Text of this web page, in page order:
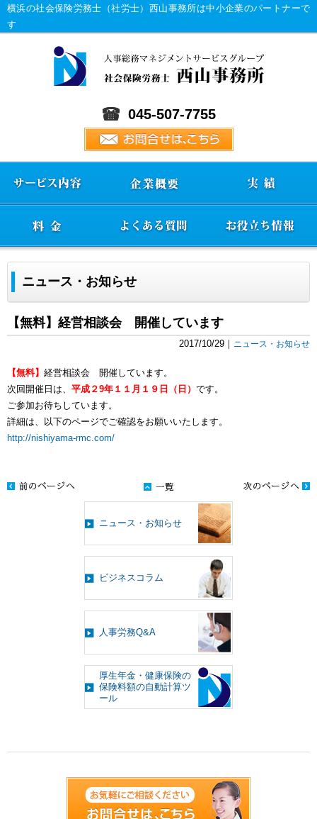
横浜の社会保険労務士（社労士）西山事務所は中小企業のパートナーで
す
045-507-7755
ニュース・お知らせ
【無料】経営相談会 開催しています
2017/10/29｜ ニュース・お知らせ
【無料】 経営相談会 開催しています。
次回開催日は、 平成２9年１１月１９日（日） です。
ご参加お待ちしています。
詳細は、以下のページでご確認をお願いいたします。
http://nishiyama-rmc.com/
ニュース・お知らせ
ビジネスコラム
人事労務Q&A
厚生年金・健康保険の
保険料額の自動計算ツ
ール